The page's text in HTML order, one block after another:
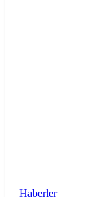
Haberler